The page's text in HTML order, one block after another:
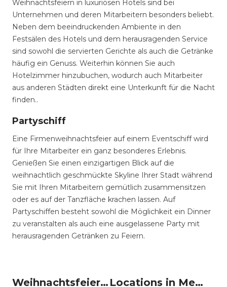
Weihnachtsfeiern in luxuriösen Hotels sind bei
Unternehmen und deren Mitarbeitern besonders beliebt.
Neben dem beeindruckenden Ambiente in den
Festsälen des Hotels und dem herausragenden Service
sind sowohl die servierten Gerichte als auch die Getränke
häufig ein Genuss. Weiterhin können Sie auch
Hotelzimmer hinzubuchen, wodurch auch Mitarbeiter
aus anderen Städten direkt eine Unterkunft für die Nacht
finden..
Partyschiff
Eine Firmenweihnachtsfeier auf einem Eventschiff wird
für Ihre Mitarbeiter ein ganz besonderes Erlebnis.
Genießen Sie einen einzigartigen Blick auf die
weihnachtlich geschmückte Skyline Ihrer Stadt während
Sie mit Ihren Mitarbeitern gemütlich zusammensitzen
oder es auf der Tanzfläche krachen lassen. Auf
Partyschiffen besteht sowohl die Möglichkeit ein Dinner
zu veranstalten als auch eine ausgelassene Party mit
herausragenden Getränken zu Feiern.
Weihnachtsfeiern um Mecklenburg-Vorpommern Locations in Mecklenburg-Vorpommern mieten